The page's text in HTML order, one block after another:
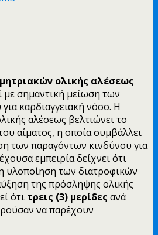
ολικής αλέσεως
με σημαντική μείωση των
καρδιαγγειακή νόσο. Η
αλέσεως βελτιώνει το
αίματος, η οποία συμβάλλει
των παραγόντων κινδύνου για
εμπειρία δείχνει ότι
υλοποίηση των διατροφικών
της πρόσληψης ολικής
ότι τρεις (3) μερίδες ανά
να παρέχουν